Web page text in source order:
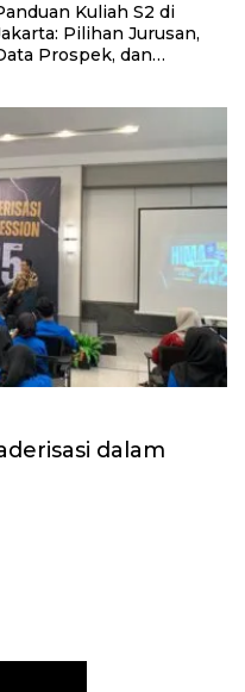
Kuliah S2 di
Pilihan Jurusan,
Prospek, dan
dalam